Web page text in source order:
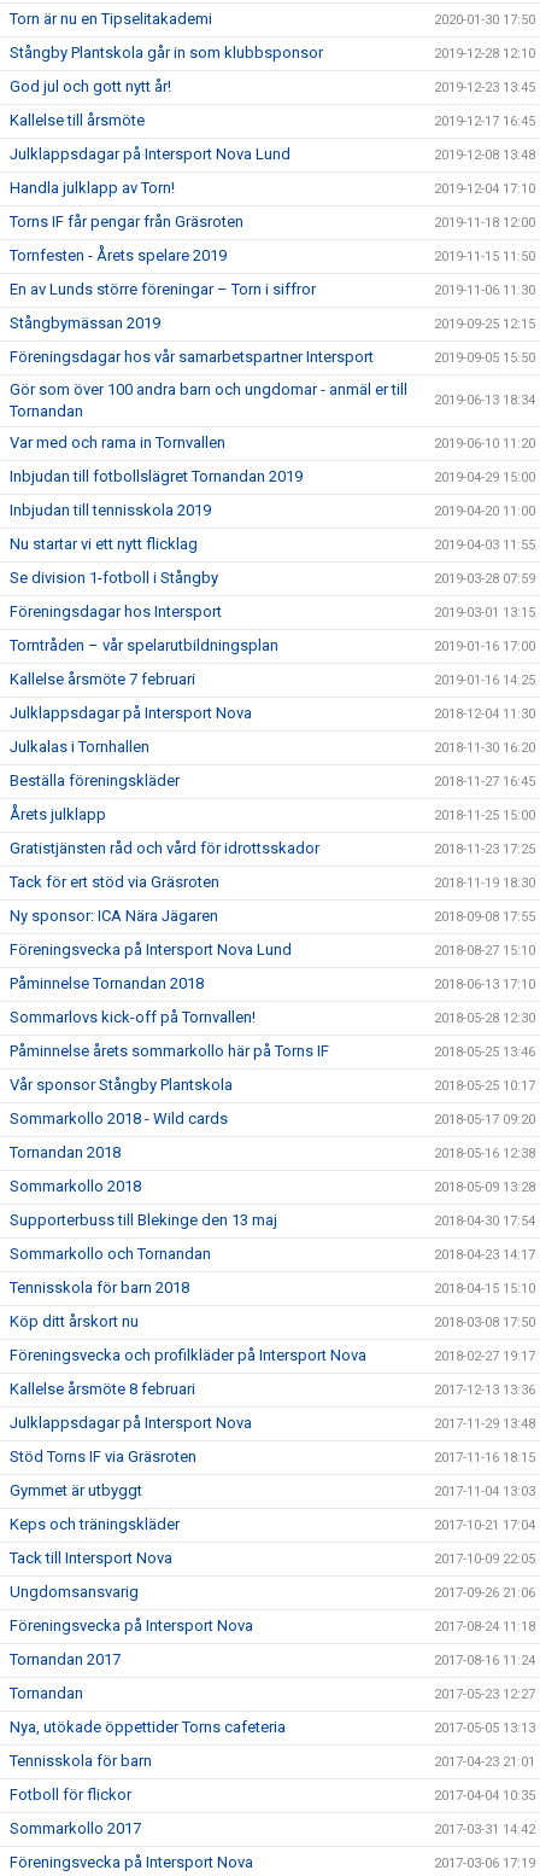
Torn är nu en Tipselitakademi 2020-01-30 17:50
Stångby Plantskola går in som klubbsponsor 2019-12-28 12:10
God jul och gott nytt år! 2019-12-23 13:45
Kallelse till årsmöte 2019-12-17 16:45
Julklappsdagar på Intersport Nova Lund 2019-12-08 13:48
Handla julklapp av Torn! 2019-12-04 17:10
Torns IF får pengar från Gräsroten 2019-11-18 12:00
Tornfesten - Årets spelare 2019 2019-11-15 11:50
En av Lunds större föreningar – Torn i siffror 2019-11-06 11:30
Stångbymässan 2019 2019-09-25 12:15
Föreningsdagar hos vår samarbetspartner Intersport 2019-09-05 15:50
Gör som över 100 andra barn och ungdomar - anmäl er till
Tornandan
2019-06-13 18:34
Var med och rama in Tornvallen 2019-06-10 11:20
Inbjudan till fotbollslägret Tornandan 2019 2019-04-29 15:00
Inbjudan till tennisskola 2019 2019-04-20 11:00
Nu startar vi ett nytt flicklag 2019-04-03 11:55
Se division 1-fotboll i Stångby 2019-03-28 07:59
Föreningsdagar hos Intersport 2019-03-01 13:15
Torntråden – vår spelarutbildningsplan 2019-01-16 17:00
Kallelse årsmöte 7 februari 2019-01-16 14:25
Julklappsdagar på Intersport Nova 2018-12-04 11:30
Julkalas i Tornhallen 2018-11-30 16:20
Beställa föreningskläder 2018-11-27 16:45
Årets julklapp 2018-11-25 15:00
Gratistjänsten råd och vård för idrottsskador 2018-11-23 17:25
Tack för ert stöd via Gräsroten 2018-11-19 18:30
Ny sponsor: ICA Nära Jägaren 2018-09-08 17:55
Föreningsvecka på Intersport Nova Lund 2018-08-27 15:10
Påminnelse Tornandan 2018 2018-06-13 17:10
Sommarlovs kick-off på Tornvallen! 2018-05-28 12:30
Påminnelse årets sommarkollo här på Torns IF 2018-05-25 13:46
Vår sponsor Stångby Plantskola 2018-05-25 10:17
Sommarkollo 2018 - Wild cards 2018-05-17 09:20
Tornandan 2018 2018-05-16 12:38
Sommarkollo 2018 2018-05-09 13:28
Supporterbuss till Blekinge den 13 maj 2018-04-30 17:54
Sommarkollo och Tornandan 2018-04-23 14:17
Tennisskola för barn 2018 2018-04-15 15:10
Köp ditt årskort nu 2018-03-08 17:50
Föreningsvecka och profilkläder på Intersport Nova 2018-02-27 19:17
Kallelse årsmöte 8 februari 2017-12-13 13:36
Julklappsdagar på Intersport Nova 2017-11-29 13:48
Stöd Torns IF via Gräsroten 2017-11-16 18:15
Gymmet är utbyggt 2017-11-04 13:03
Keps och träningskläder 2017-10-21 17:04
Tack till Intersport Nova 2017-10-09 22:05
Ungdomsansvarig 2017-09-26 21:06
Föreningsvecka på Intersport Nova 2017-08-24 11:18
Tornandan 2017 2017-08-16 11:24
Tornandan 2017-05-23 12:27
Nya, utökade öppettider Torns cafeteria 2017-05-05 13:13
Tennisskola för barn 2017-04-23 21:01
Fotboll för flickor 2017-04-04 10:35
Sommarkollo 2017 2017-03-31 14:42
Föreningsvecka på Intersport Nova 2017-03-06 17:19